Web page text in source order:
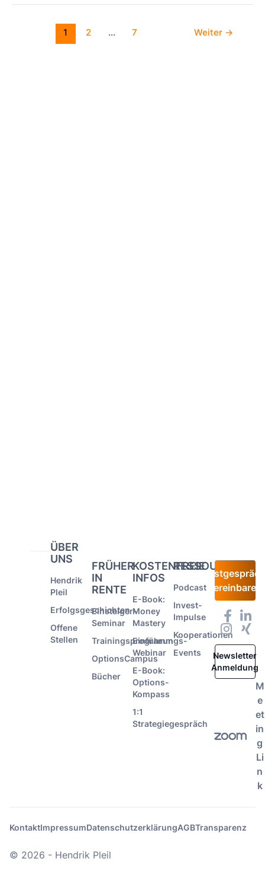
1 2 … 7 Weiter →
ÜBER
UNS
Hendrik
Pleil
Erfolgsgeschichten
Offene
Stellen
FRÜHER
IN
RENTE
Einsteiger-
Seminar
Trainingsprogramm
OptionsCampus
Bücher
KOSTENFREIE
INFOS
E-Book:
Money
Mastery
Einführungs-
Webinar
E-Book:
Options-
Kompass
1:1
Strategiegespräch
RESSOURCEN
Podcast
Invest-
Impulse
Kooperationen
Events
Erstgespräch
vereinbaren
Newsletter
Anmeldung
M
e
et
in
g
Li
n
k
© 2026 - Hendrik Pleil
KontaktImpressumDatenschutzerklärungAGBTransparenz